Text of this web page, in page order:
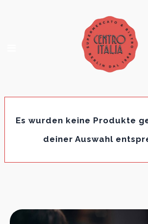
Es wurden keine Produkte
deiner Auswahl